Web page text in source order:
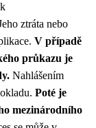
ztráta nebo
V případě
průkazu je
Nahlášením
Poté je
mezinárodního